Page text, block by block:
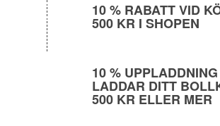
10 % RABATT VID
500 KR I SHOPEN
10 %
LADDAR DITT
500 KR ELLER MER